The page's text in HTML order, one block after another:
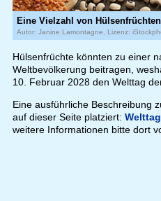
Eine Vielzahl von
Autor: Janine Lamontagne, Lizenz:
Hülsenfrüchte könnten zu einer
Weltbevölkerung beitragen,
10. Februar 2028 den Welttag
Eine ausführliche Beschreibung
auf dieser Seite platziert:
weitere Informationen bitte dort